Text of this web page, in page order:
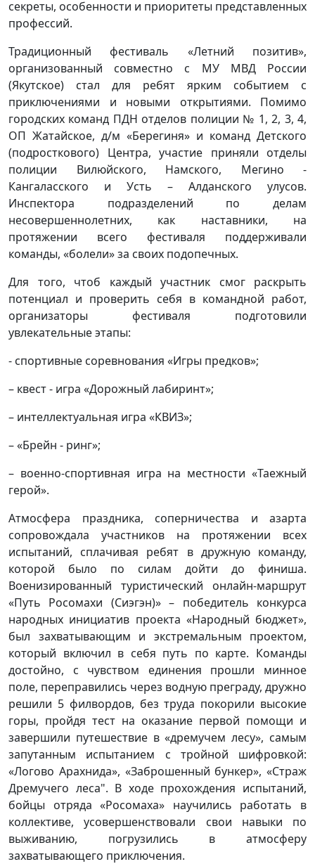
секреты, особенности и приоритеты представленных
профессий.
Традиционный фестиваль «Летний позитив»,
организованный совместно с МУ МВД России
(Якутское) стал для ребят ярким событием с
приключениями и новыми открытиями. Помимо
городских команд ПДН отделов полиции № 1, 2, 3, 4,
ОП Жатайское, д/м «Берегиня» и команд Детского
(подросткового) Центра, участие приняли отделы
полиции Вилюйского, Намского, Мегино -
Кангаласского и Усть – Алданского улусов.
Инспектора подразделений по делам
несовершеннолетних, как наставники, на
протяжении всего фестиваля поддерживали
команды, «болели» за своих подопечных.
Для того, чтоб каждый участник смог раскрыть
потенциал и проверить себя в командной работ,
организаторы фестиваля подготовили
увлекательные этапы:
- спортивные соревнования «Игры предков»;
– квест - игра «Дорожный лабиринт»;
– интеллектуальная игра «КВИЗ»;
– «Брейн - ринг»;
– военно-спортивная игра на местности «Таежный
герой».
Атмосфера праздника, соперничества и азарта
сопровождала участников на протяжении всех
испытаний, сплачивая ребят в дружную команду,
которой было по силам дойти до финиша.
Военизированный туристический онлайн-маршрут
«Путь Росомахи (Сиэгэн)» – победитель конкурса
народных инициатив проекта «Народный бюджет»,
был захватывающим и экстремальным проектом,
который включил в себя путь по карте. Команды
достойно, с чувством единения прошли минное
поле, переправились через водную преграду, дружно
решили 5 филвордов, без труда покорили высокие
горы, пройдя тест на оказание первой помощи и
завершили путешествие в «дремучем лесу», самым
запутанным испытанием с тройной шифровкой:
«Логово Арахнида», «Заброшенный бункер», «Страж
Дремучего леса". В ходе прохождения испытаний,
бойцы отряда «Росомаха» научились работать в
коллективе, усовершенствовали свои навыки по
выживанию, погрузились в атмосферу
захватывающего приключения.